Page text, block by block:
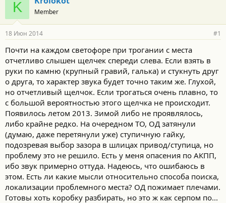
о
р
т
е
м
ы
а
н
а
л
а
K Member
18 Июн 2014 #1
Почти на каждом светофоре при трогании с места
отчетливо слышен щелчек спереди слева. Если взять в
руки по камню (крупный гравий, галька) и стукнуть друг
о друга, то характер звука будет точно таким же. Глухой,
но отчетливый щелчок. Если трогаться очень плавно, то
с большой вероятностью этого щелчка не происходит.
Появилось летом 2013. Зимой либо не проявлялось,
либо крайне редко. На очередном ТО, ОД затянули
(думаю, даже перетянули уже) ступичную гайку,
подозревая выбор зазора в шлицах привод/ступица, но
проблему это не решило. Есть у меня опасения по АКПП,
ибо звук примерно оттуда. Надеюсь, что ошибаюсь в
этом. Есть ли какие мысли относительно способа поиска,
локализации проблемного места? ОД пожимает плечами.
Готовы хоть коробку разбирать, но это ж как серпом по...